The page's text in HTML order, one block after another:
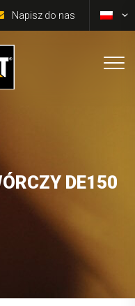
Napisz do nas
DE150